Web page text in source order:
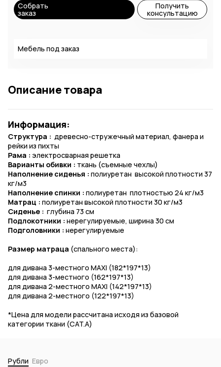
Собрать
заказ
Получить
консультацию
Мебель под заказ
Описание товара
Информация:
Структура : древесно-стружечный материал, фанера и
рейки из пихты
Рама : электросварная решетка
Варианты обивки : ткань (съемные чехлы)
Наполнение сиденья : полиуретан высокой плотности 37
кг/м3
Наполнение спинки :полиуретан плотностью 24 кг/м3
Матрац : полиуретан высокой плотности 30 кг/м3
Сиденье : глубина 73 см
Подлокотники : нерегулируемые, ширина 30 см
Подголовники : нерегулируемые
Размер матраца (спального места):
для дивана 3-местного MAXI (182*197*13)
для дивана 3-местного (162*197*13)
для дивана 2-местного MAXI (142*197*13)
для дивана 2-местного (122*197*13)
*Цена для модели рассчитана исходя из базовой
категории ткани (CAT.A)
Рубли Евро